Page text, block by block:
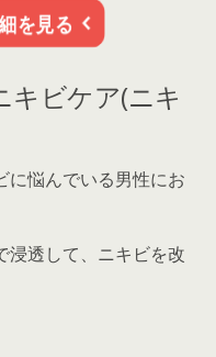
を見る
キビケア(ニキ
に悩んでいる男性にお
浸透して、ニキビを改